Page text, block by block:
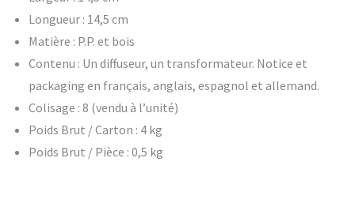
Longueur : 14,5 cm
Matière : P.P. et bois
Contenu : Un diffuseur, un transformateur. Notice et
packaging en français, anglais, espagnol et allemand.
Colisage : 8 (vendu à l’unité)
Poids Brut / Carton : 4 kg
Poids Brut / Pièce : 0,5 kg